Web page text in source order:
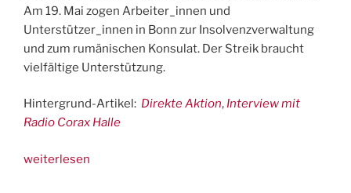
Am 19. Mai zogen Arbeiter_innen und
Unterstützer_innen in Bonn zur Insolvenzverwaltung
und zum rumänischen Konsulat. Der Streik braucht
vielfältige Unterstützung.
Hintergrund-Artikel: Direkte Aktion, Interview mit
Radio Corax Halle
„Unterstützt
weiterlesen